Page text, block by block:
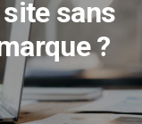
sans
?